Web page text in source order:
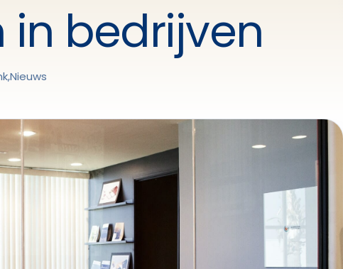
in bedrijven
,Nieuws